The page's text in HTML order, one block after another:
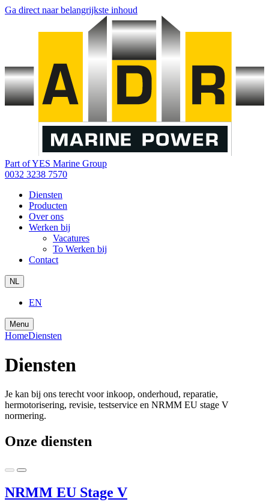
Ga direct naar belangrijkste inhoud
Part of YES Marine Group
0032 3238 7570
Diensten
Producten
Over ons
Werken bij
Vacatures
To Werken bij
Contact
NL
EN
Menu
HomeDiensten
Diensten
Je kan bij ons terecht voor inkoop, onderhoud, reparatie,
hermotorisering, revisie, testservice en NRMM EU stage V
normering.
Onze diensten
NRMM EU Stage V